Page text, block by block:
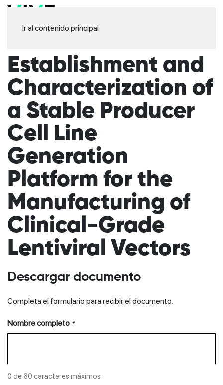
Ir al contenido principal
Establishment and
Characterization of
a Stable Producer
Cell Line
Generation
Platform for the
Manufacturing of
Clinical-Grade
Lentiviral Vectors
Descargar documento
Completa el formulario para recibir el documento.
Nombre completo *
0 de 60 caracteres máximos